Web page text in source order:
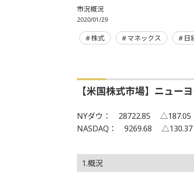
市況概況
2020/01/29
株式 マネックス 日
【米国株式市場】ニュー
NYダウ： 28722.85 △187.05
NASDAQ： 9269.68 △130.37
1.概況